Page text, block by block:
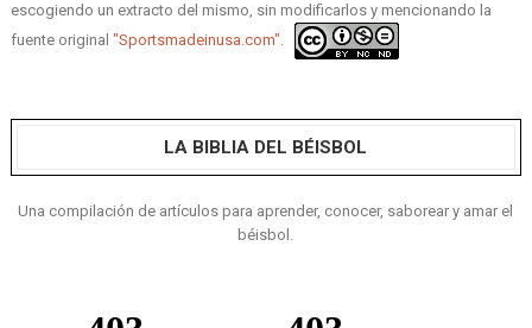
escogiendo un extracto del mismo, sin modificarlos y mencionando la
fuente original "Sportsmadeinusa.com".
LA BIBLIA DEL BÉISBOL
Una compilación de artículos para aprender, conocer, saborear y amar el
béisbol.